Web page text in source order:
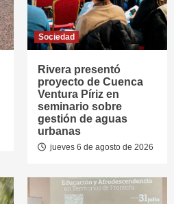
Sociedad
Rivera presentó
proyecto de Cuenca
Ventura Píriz en
seminario sobre
gestión de aguas
urbanas
jueves 6 de agosto de 2026